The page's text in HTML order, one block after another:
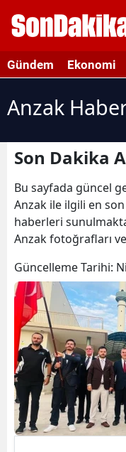
Gündem Ekonomi
Anzak
Son Dakika
Bu sayfada güncel
Anzak ile ilgili en
haberleri
Anzak fotoğrafları
Güncelleme Tarihi: